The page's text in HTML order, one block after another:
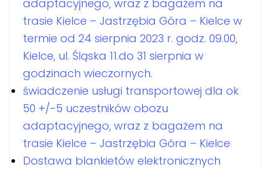
adaptacyjnego, wraz z bagażem na
trasie Kielce – Jastrzębia Góra – Kielce w
termie od 24 sierpnia 2023 r. godz. 09.00,
Kielce, ul. Śląska 11.do 31 sierpnia w
godzinach wieczornych.
świadczenie usługi transportowej dla ok
50 +/-5 uczestników obozu
adaptacyjnego, wraz z bagażem na
trasie Kielce – Jastrzębia Góra – Kielce
Dostawa blankietów elektronicznych